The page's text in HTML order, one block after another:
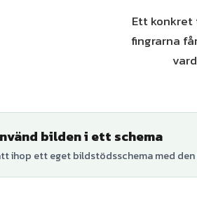
Ett konkret
fingrarna
bilden i ett schema
ihop ett eget bildstödsschema med